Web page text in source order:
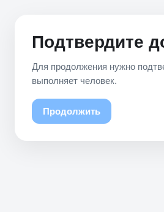
Подтвердите
Для продолжения нужно
выполняет человек.
Продолжить